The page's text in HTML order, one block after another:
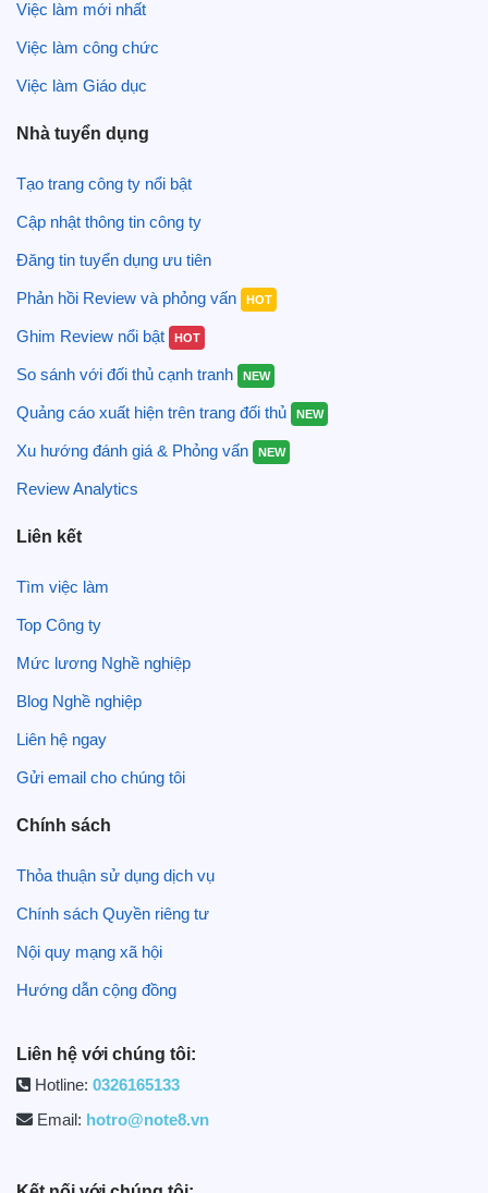
Việc làm mới nhất
Việc làm công chức
Việc làm Giáo dục
Nhà tuyển dụng
Tạo trang công ty nổi bật
Cập nhật thông tin công ty
Đăng tin tuyển dụng ưu tiên
Phản hồi Review và phỏng vấn HOT
Ghim Review nổi bật HOT
So sánh với đối thủ cạnh tranh NEW
Quảng cáo xuất hiện trên trang đối thủ NEW
Xu hướng đánh giá & Phỏng vấn NEW
Review Analytics
Liên kết
Tìm việc làm
Top Công ty
Mức lương Nghề nghiệp
Blog Nghề nghiệp
Liên hệ ngay
Gửi email cho chúng tôi
Chính sách
Thỏa thuận sử dụng dịch vụ
Chính sách Quyền riêng tư
Nội quy mạng xã hội
Hướng dẫn cộng đồng
Liên hệ với chúng tôi:
Hotline: 0326165133
Email: hotro@note8.vn